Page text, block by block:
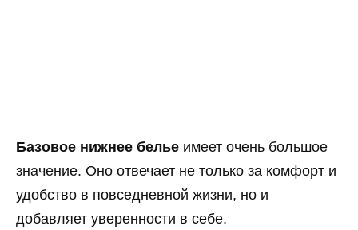
Базовое нижнее белье имеет очень большое
значение. Оно отвечает не только за комфорт и
удобство в повседневной жизни, но и
добавляет уверенности в себе.